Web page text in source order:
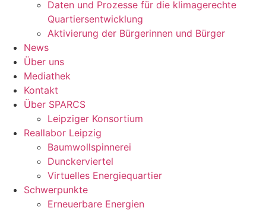
Daten und Prozesse für die klimagerechte
Quartiersentwicklung
Aktivierung der Bürgerinnen und Bürger
News
Über uns
Mediathek
Kontakt
Über SPARCS
Leipziger Konsortium
Reallabor Leipzig
Baumwollspinnerei
Dunckerviertel
Virtuelles Energiequartier
Schwerpunkte
Erneuerbare Energien